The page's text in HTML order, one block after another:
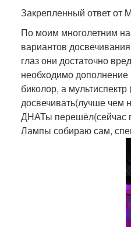
Закрепленный ответ от
По моим многолетним
вариантов
глаз они достаточно
необходимо
биколор, а
досвечивать(лучше чем
ДНАТы перешёл(сейчас
Лампы собираю сам,